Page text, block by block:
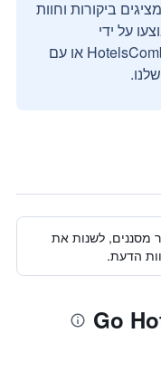
ביקורות וחוות
על ידי
משתמשים אמיתיים דרך HotelsCombined או עם
מסננים, לשנות את
הדעת.